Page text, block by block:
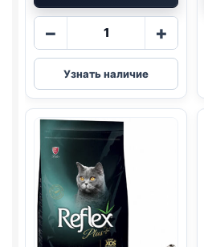
−
Количество
Reflex
сух.
(ВЗРОСЛЫЕ,
ЛОСОСЬ)
весовой
1кг
+
Узнать наличие